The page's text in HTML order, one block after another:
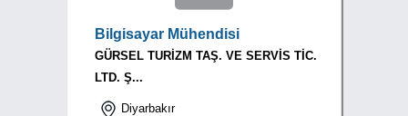
Bilgisayar Mühendisi
GÜRSEL TURİZM TAŞ. VE SERVİS TİC.
LTD. Ş...
Diyarbakır